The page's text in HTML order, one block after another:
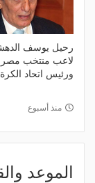
رحيل يوسف
لاعب منتخب مصر
ورئيس اتحاد
منذ أسبوع
الموعد